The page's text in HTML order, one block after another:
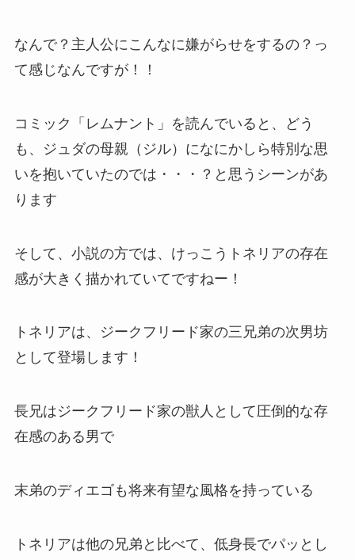
なんで？主人公にこんなに嫌がらせをするの？っ
て感じなんですが！！
コミック「レムナント」を読んでいると、どう
も、ジュダの母親（ジル）になにかしら特別な思
いを抱いていたのでは・・・？と思うシーンがあ
ります
そして、小説の方では、けっこうトネリアの存在
感が大きく描かれていてですねー！
トネリアは、ジークフリード家の三兄弟の次男坊
として登場します！
長兄はジークフリード家の獣人として圧倒的な存
在感のある男で
末弟のディエゴも将来有望な風格を持っている
トネリアは他の兄弟と比べて、低身長でパッとし